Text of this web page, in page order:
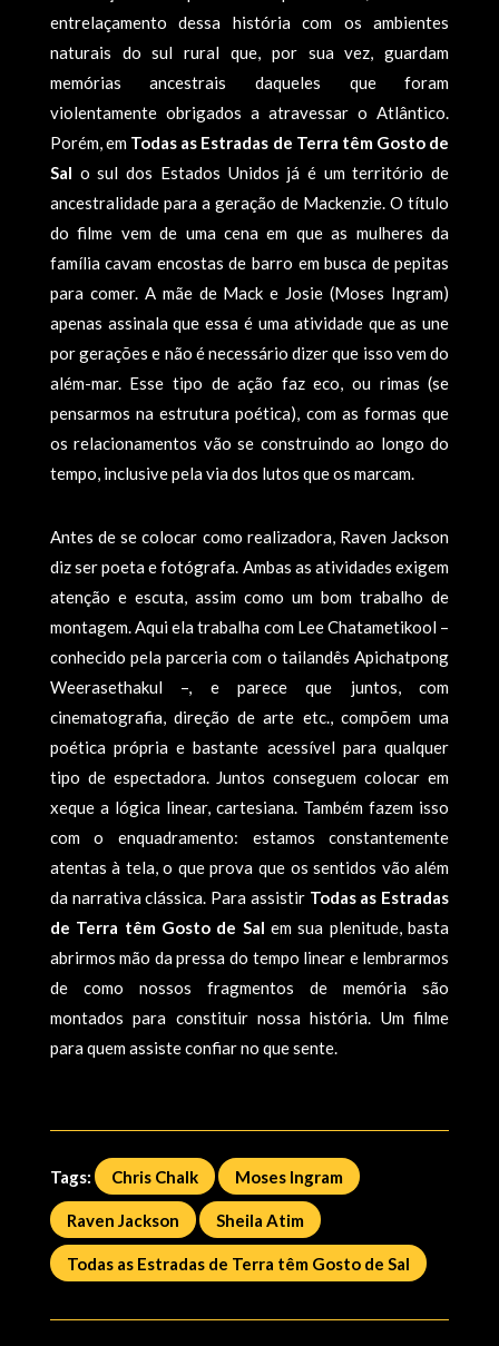
entrelaçamento dessa história com os ambientes
naturais do sul rural que, por sua vez, guardam
memórias ancestrais daqueles que foram
violentamente obrigados a atravessar o Atlântico.
Porém, em Todas as Estradas de Terra têm Gosto de
Sal o sul dos Estados Unidos já é um território de
ancestralidade para a geração de Mackenzie. O título
do filme vem de uma cena em que as mulheres da
família cavam encostas de barro em busca de pepitas
para comer. A mãe de Mack e Josie (Moses Ingram)
apenas assinala que essa é uma atividade que as une
por gerações e não é necessário dizer que isso vem do
além-mar. Esse tipo de ação faz eco, ou rimas (se
pensarmos na estrutura poética), com as formas que
os relacionamentos vão se construindo ao longo do
tempo, inclusive pela via dos lutos que os marcam.
Antes de se colocar como realizadora, Raven Jackson
diz ser poeta e fotógrafa. Ambas as atividades exigem
atenção e escuta, assim como um bom trabalho de
montagem. Aqui ela trabalha com Lee Chatametikool –
conhecido pela parceria com o tailandês Apichatpong
Weerasethakul –, e parece que juntos, com
cinematografia, direção de arte etc., compõem uma
poética própria e bastante acessível para qualquer
tipo de espectadora. Juntos conseguem colocar em
xeque a lógica linear, cartesiana. Também fazem isso
com o enquadramento: estamos constantemente
atentas à tela, o que prova que os sentidos vão além
da narrativa clássica. Para assistir Todas as Estradas
de Terra têm Gosto de Salem sua plenitude, basta
abrirmos mão da pressa do tempo linear e lembrarmos
de como nossos fragmentos de memória são
montados para constituir nossa história. Um filme
para quem assiste confiar no que sente.
Tags: Chris Chalk Moses Ingram
Raven Jackson Sheila Atim
Todas as Estradas de Terra têm Gosto de Sal